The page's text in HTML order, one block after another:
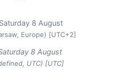
Saturday 8 August
Europe) [UTC+2]
8 August
UTC) [UTC]